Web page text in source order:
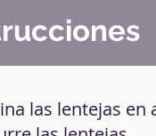
las lentejas